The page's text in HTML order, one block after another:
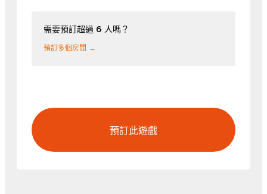
需要預訂超過 6 人嗎？
預訂多個房間 →
預訂此遊戲